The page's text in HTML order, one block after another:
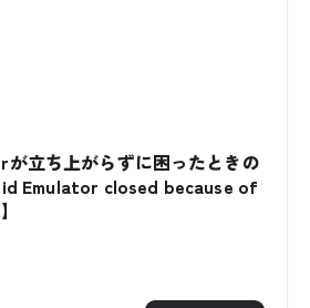
立ち上がらずに困ったときの
Emulator closed because of